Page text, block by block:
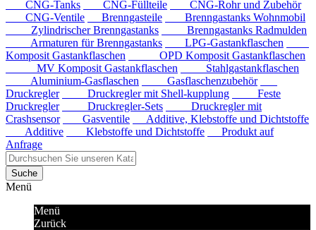
CNG-Tanks
CNG-Füllteile
CNG-Rohr und Zubehör
CNG-Ventile
Brenngasteile
Brenngastanks Wohnmobil
Zylindrischer Brenngastanks
Brenngastanks Radmulden
Armaturen für Brenngastanks
LPG-Gastankflaschen
Komposit Gastankflaschen
OPD Komposit Gastankflaschen
MV Komposit Gastankflaschen
Stahlgastankflaschen
Aluminium-Gasflaschen
Gasflaschenzubehör
Druckregler
Druckregler mit Shell-kupplung
Feste
Druckregler
Druckregler-Sets
Druckregler mit
Crashsensor
Gasventile
Additive, Klebstoffe und Dichtstoffe
Additive
Klebstoffe und Dichtstoffe
Produkt auf
Anfrage
Suche
Menü
Menü
Zurück